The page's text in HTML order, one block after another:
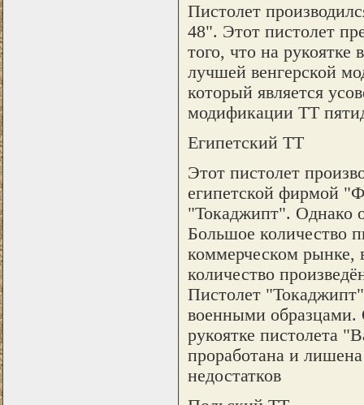
Пистолет
48". Этот пистолет
того, что на
лучшей венгерской
который является
модификации ТТ
Египетский ТТ
Этот пистолет
египетской фирмой
"Токаджипт". Однако
Большое количество
коммерческом
количество
Пистолет
военными образцами.
рукоятке пистолета
проработана и
недостатков